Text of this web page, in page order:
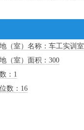
（室）名称：车工实训室
（室）面积：300
：1
数：16